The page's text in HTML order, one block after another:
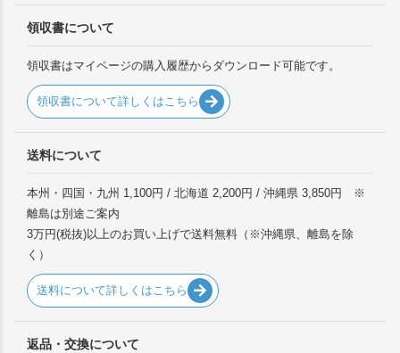
領収書について
領収書はマイページの購入履歴からダウンロード可能です。
領収書について詳しくはこちら
送料について
本州・四国・九州 1,100円 / 北海道 2,200円 / 沖縄県 3,850円 ※
離島は別途ご案内
3万円(税抜)以上のお買い上げで送料無料（※沖縄県、離島を除
く）
送料について詳しくはこちら
返品・交換について